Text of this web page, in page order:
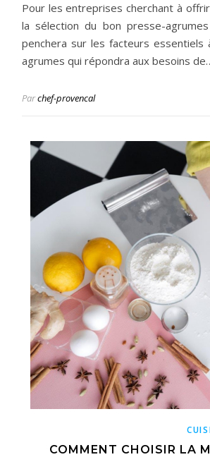
Pour les entreprises cherchant à
la sélection du bon presse-
penchera sur les facteurs
agrumes qui répondra aux besoins
Parchef-provencal
COMMENT CHOISIR LA